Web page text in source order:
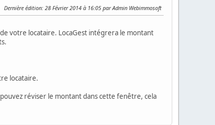
Dernière édition: 28 Février 2014 à 16:05 par Admin Webimmosoft
votre locataire. LocaGest intégrera le montant
locataire.
réviser le montant dans cette fenêtre, cela